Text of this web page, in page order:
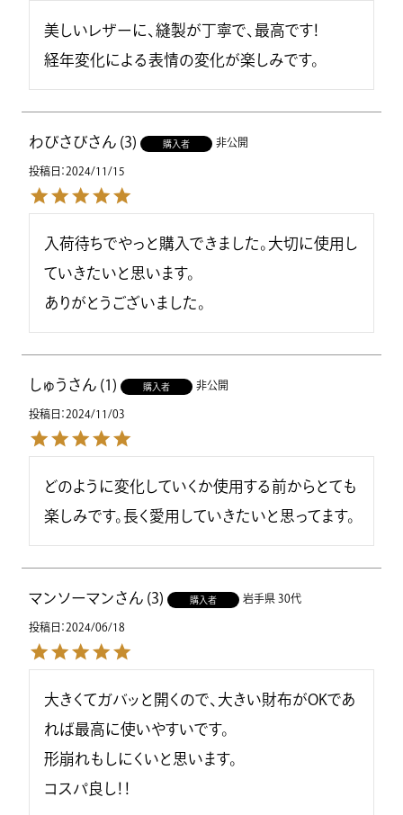
美しいレザーに、縫製が丁寧で、最高です！
経年変化による表情の変化が楽しみです。
わびさび 3 購入者 非公開
投稿日 2024/11/15
入荷待ちでやっと購入できました。大切に使用し
ていきたいと思います。
ありがとうございました。
しゅう 1 購入者 非公開
投稿日 2024/11/03
どのように変化していくか使用する前からとても
楽しみです。長く愛用していきたいと思ってます。
マンソーマン 3 購入者 岩手県 30代
投稿日 2024/06/18
大きくてガバッと開くので、大きい財布がOKであ
れば最高に使いやすいです。
形崩れもしにくいと思います。
コスパ良し！！